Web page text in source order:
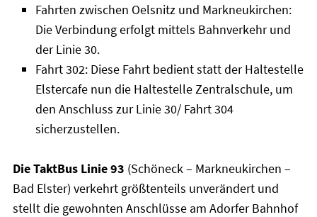
Fahrten zwischen Oelsnitz und Markneukirchen:
Die Verbindung erfolgt mittels Bahnverkehr und
der Linie 30.
Fahrt 302: Diese Fahrt bedient statt der Haltestelle
Elstercafe nun die Haltestelle Zentralschule, um
den Anschluss zur Linie 30/ Fahrt 304
sicherzustellen.
Die TaktBus Linie 93 (Schöneck – Markneukirchen –
Bad Elster) verkehrt größtenteils unverändert und
stellt die gewohnten Anschlüsse am Adorfer Bahnhof